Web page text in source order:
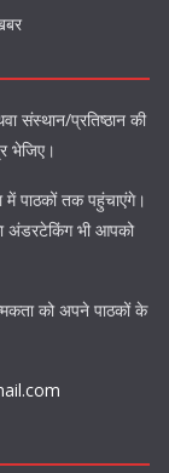
संस्थान/प्रतिष्ठान की
भेजिए।
पाठकों तक पहुंचाएंगे।
अंडरटेकिंग भी आपको
को अपने पाठकों के